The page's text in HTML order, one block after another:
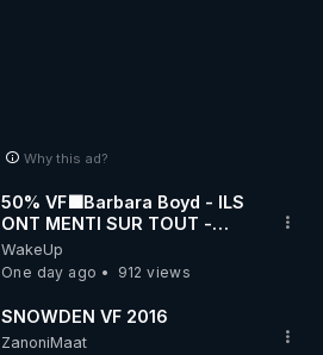
Why this ad?
50% VF🟩Barbara Boyd - ILS
ONT MENTI SUR TOUT -
Jocelyne Traduction
WakeUp
One day ago
912 views
SNOWDEN VF 2016
ZanoniMaat